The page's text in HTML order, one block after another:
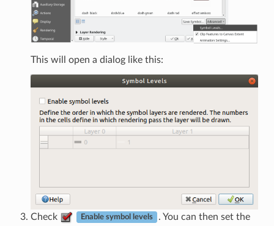
This will open a dialog like this:
Check Enable symbol levels
. You can then set the